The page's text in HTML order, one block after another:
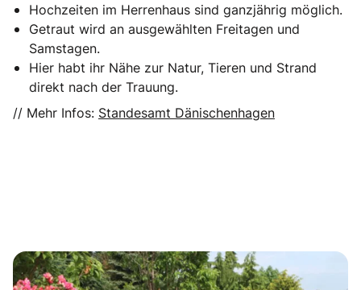
Hochzeiten im Herrenhaus sind ganzjährig möglich.
Getraut wird an ausgewählten Freitagen und
Samstagen.
Hier habt ihr Nähe zur Natur, Tieren und Strand
direkt nach der Trauung.
// Mehr Infos: Standesamt Dänischenhagen